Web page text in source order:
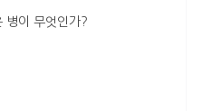
병이 무엇인가?